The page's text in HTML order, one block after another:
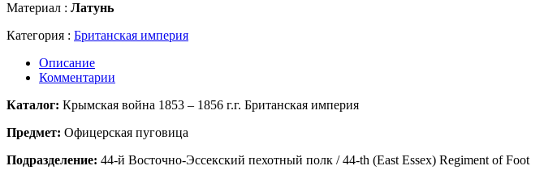
Материал : Латунь
Категория : Британская империя
Описание
Комментарии
Каталог: Крымская война 1853 – 1856 г.г. Британская империя
Предмет: Офицерская пуговица
Подразделение: 44-й Восточно-Эссекский пехотный полк / 44-th (East Essex) Regiment of Foot